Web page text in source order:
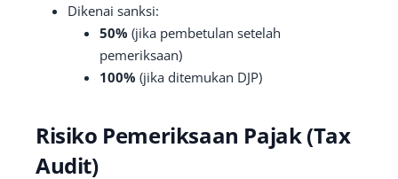
Dikenai sanksi:
50% (jika pembetulan setelah
pemeriksaan)
100% (jika ditemukan DJP)
Risiko Pemeriksaan Pajak (Tax
Audit)